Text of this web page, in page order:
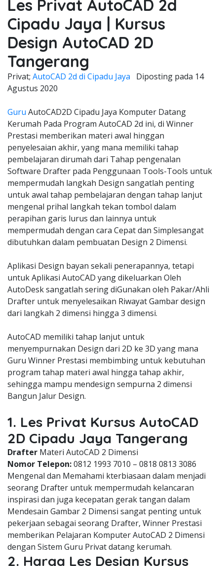
Les Privat AutoCAD 2d
Cipadu Jaya | Kursus
Design AutoCAD 2D
Tangerang
Privat; AutoCAD 2d di Cipadu Jaya Diposting pada 14
Agustus 2020
Guru AutoCAD2D Cipadu Jaya Komputer Datang
Kerumah Pada Program AutoCAD 2d ini, di Winner
Prestasi memberikan materi awal hinggan
penyelesaian akhir, yang mana memiliki tahap
pembelajaran dirumah dari Tahap pengenalan
Software Drafter pada Penggunaan Tools-Tools untuk
mempermudah langkah Design sangatlah penting
untuk awal tahap pembelajaran dengan tahap lanjut
mengenal prihal langkah tekan tombol dalam
perapihan garis lurus dan lainnya untuk
mempermudah dengan cara Cepat dan Simplesangat
dibutuhkan dalam pembuatan Design 2 Dimensi.
Aplikasi Design bayan sekali penerapannya, tetapi
untuk Aplikasi AutoCAD yang dikeluarkan Oleh
AutoDesk sangatlah sering diGunakan oleh Pakar/Ahli
Drafter untuk menyelesaikan Riwayat Gambar design
dari langkah 2 dimensi hingga 3 dimensi.
AutoCAD memiliki tahap lanjut untuk
menyempurnakan Design dari 2D ke 3D yang mana
Guru Winner Prestasi membimbing untuk kebutuhan
program tahap materi awal hingga tahap akhir,
sehingga mampu mendesign sempurna 2 dimensi
Bangun Jalur Design.
1. Les Privat Kursus AutoCAD
2D Cipadu Jaya Tangerang
Drafter Materi AutoCAD 2 Dimensi
Nomor Telepon:0812 1993 7010 – 0818 0813 3086
Mengenal dan Memahami kterbiasaan dalam menjadi
seorang Drafter untuk mempermudah kelancaran
inspirasi dan juga kecepatan gerak tangan dalam
Mendesain Gambar 2 Dimensi sangat penting untuk
pekerjaan sebagai seorang Drafter, Winner Prestasi
memberikan Pelajaran Komputer AutoCAD 2 Dimensi
dengan Sistem Guru Privat datang kerumah.
2. Harga Les Design Kursus